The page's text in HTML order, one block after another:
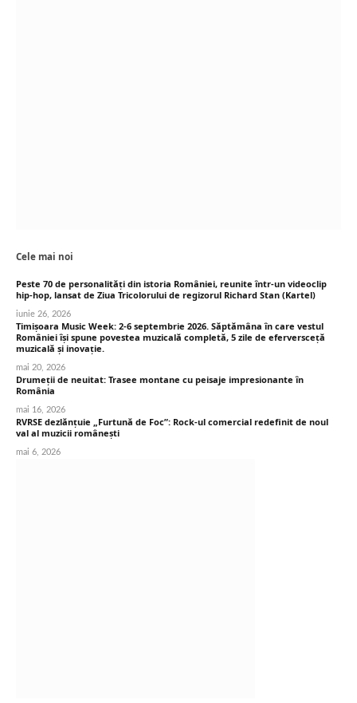
Cele mai noi
Peste 70 de personalități din istoria României, reunite într-un videoclip
hip-hop, lansat de Ziua Tricolorului de regizorul Richard Stan (Kartel)
iunie 26, 2026
Timișoara Music Week: 2-6 septembrie 2026. Săptămâna în care vestul
României își spune povestea muzicală completă, 5 zile de eferversceță
muzicală și inovație.
mai 20, 2026
Drumeții de neuitat: Trasee montane cu peisaje impresionante în
România
mai 16, 2026
RVRSE dezlănțuie „Furtună de Foc”: Rock-ul comercial redefinit de noul
val al muzicii românești
mai 6, 2026